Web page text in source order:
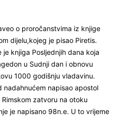
o proročanstvima iz knjige
dijelu,kojeg je pisao Piretis.
je knjiga Posljednjih dana koja
u Sudnji dan i obnovu
1000 godišnju vladavinu.
nadahnućem napisao apostol
zatvoru na otoku
je napisano 98n.e. U to vrijeme